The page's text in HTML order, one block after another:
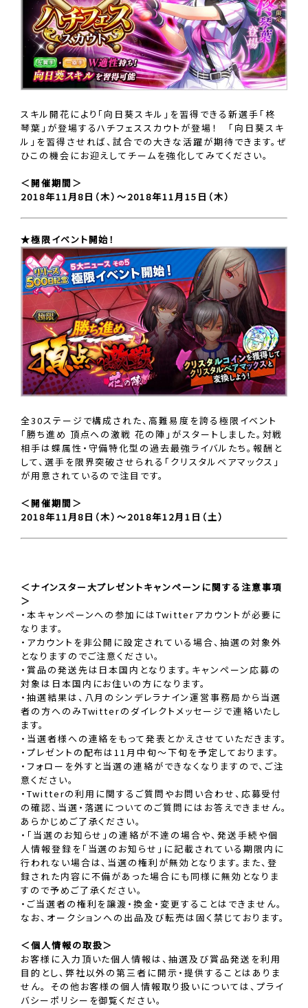
スキル開花により「向日葵スキル」を習得できる新選手「柊
琴葉」が登場するハチフェススカウトが登場！ 「向日葵スキ
ル」を習得させれば、試合での大きな活躍が期待できます。ぜ
ひこの機会にお迎えしてチームを強化してみてください。
＜開催期間＞
2018年11月8日（木）〜2018年11月15日（木）
★極限イベント開始！
全30ステージで構成された、高難易度を誇る極限イベント
「勝ち進め 頂点への激戦 花の陣」がスタートしました。対戦
相手は蝶属性・守備特化型の過去最強ライバルたち。報酬と
して、選手を限界突破させられる「クリスタルベアマックス」
が用意されているので注目です。
＜開催期間＞
2018年11月8日（木）〜2018年12月1日（土）
＜ナインスター大プレゼントキャンペーンに関する注意事項
＞
・本キャンペーンへの参加にはTwitterアカウントが必要に
なります。
・アカウントを非公開に設定されている場合、抽選の対象外
となりますのでご注意ください。
・賞品の発送先は日本国内となります。キャンペーン応募の
対象は日本国内にお住いの方になります。
・抽選結果は、八月のシンデレラナイン運営事務局から当選
者の方へのみTwitterのダイレクトメッセージで連絡いたし
ます。
・当選者様への連絡をもって発表とかえさせていただきます。
・プレゼントの配布は11月中旬〜下旬を予定しております。
・フォローを外すと当選の連絡ができなくなりますので、ご注
意ください。
・Twitterの利用に関するご質問やお問い合わせ、応募受付
の確認、当選・落選についてのご質問にはお答えできません。
あらかじめご了承ください。
・「当選のお知らせ」の連絡が不達の場合や、発送手続や個
人情報登録を「当選のお知らせ」に記載されている期限内に
行われない場合は、当選の権利が無効となります。また、登
録された内容に不備があった場合にも同様に無効となりま
すので予めご了承ください。
・ご当選者の権利を譲渡・換金・変更することはできません。
なお、オークションへの出品及び転売は固く禁じております。
＜個人情報の取扱＞
お客様に入力頂いた個人情報は、抽選及び賞品発送を利用
目的とし、弊社以外の第三者に開示・提供することはありま
せん。 その他お客様の個人情報取り扱いについては、プライ
バシーポリシーを御覧ください。